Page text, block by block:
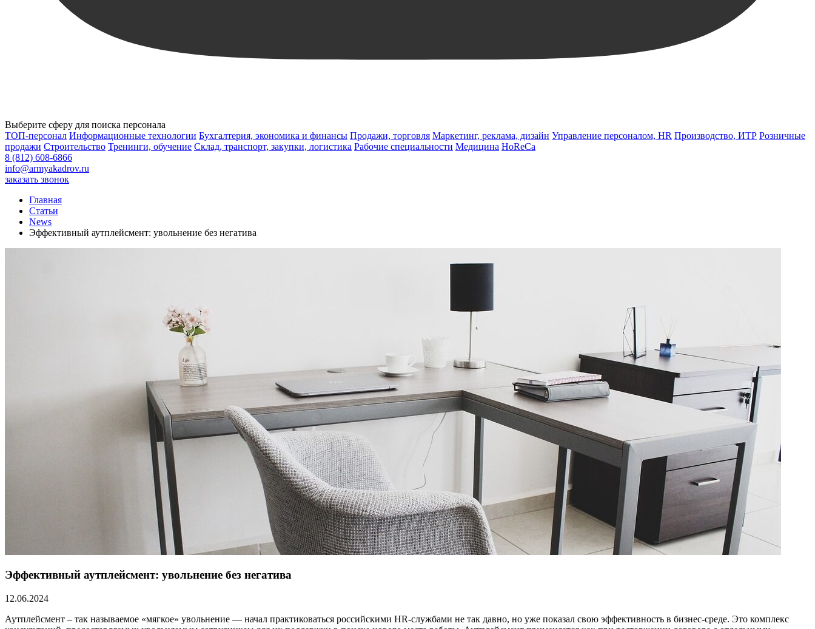
Выберите сферу для поиска персонала
ТОП-персонал Информационные технологии Бухгалтерия, экономика и финансы Продажи, торговля Маркетинг, реклама, дизайн Управление персоналом, HR Производство, ИТР Розничные
продажи Строительство Тренинги, обучение Склад, транспорт, закупки, логистика Рабочие специальности Медицина HoReCa
8 (812) 608-6866
info@armyakadrov.ru
заказать звонок
Главная
Статьи
News
Эффективный аутплейсмент: увольнение без негатива
Эффективный аутплейсмент: увольнение без негатива
12.06.2024
Аутплейсмент – так называемое «мягкое» увольнение — начал практиковаться российскими HR-службами не так давно, но уже показал свою эффективность в бизнес-среде. Это комплекс